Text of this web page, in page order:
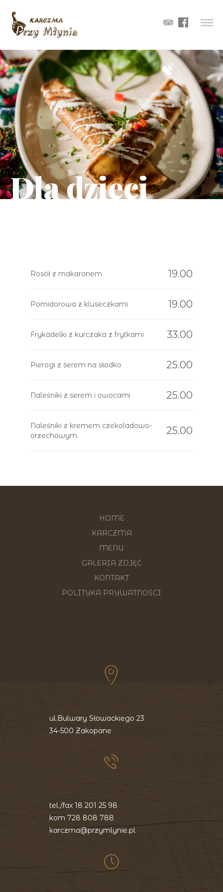
Dla dzieci
Rosół z makaronem 19.00
Pomidorowa z kluseczkami 19.00
Frykadelki z kurczaka z frytkami 33.00
Pierogi z serem na słodko 25.00
Naleśniki z serem i owocami 25.00
Naleśniki z kremem czekoladowo-
orzechowym.
25.00
HOME
KARCZMA
MENU
GALERIA ZDJĘĆ
KONTAKT
POLITYKA PRYWATNOŚCI
ul.Bulwary Słowackiego 23
34-500 Zakopane
tel./fax 18 201 25 98
kom 728 808 788
karczma@przymlynie.pl